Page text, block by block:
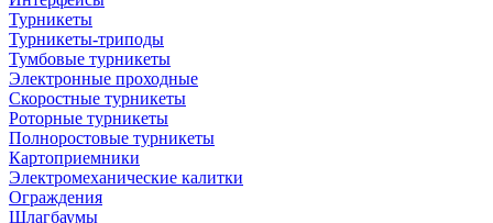
Турникеты
Турникеты-триподы
Тумбовые турникеты
Электронные проходные
Скоростные турникеты
Роторные турникеты
Полноростовые турникеты
Картоприемники
Электромеханические калитки
Ограждения
Шлагбаумы